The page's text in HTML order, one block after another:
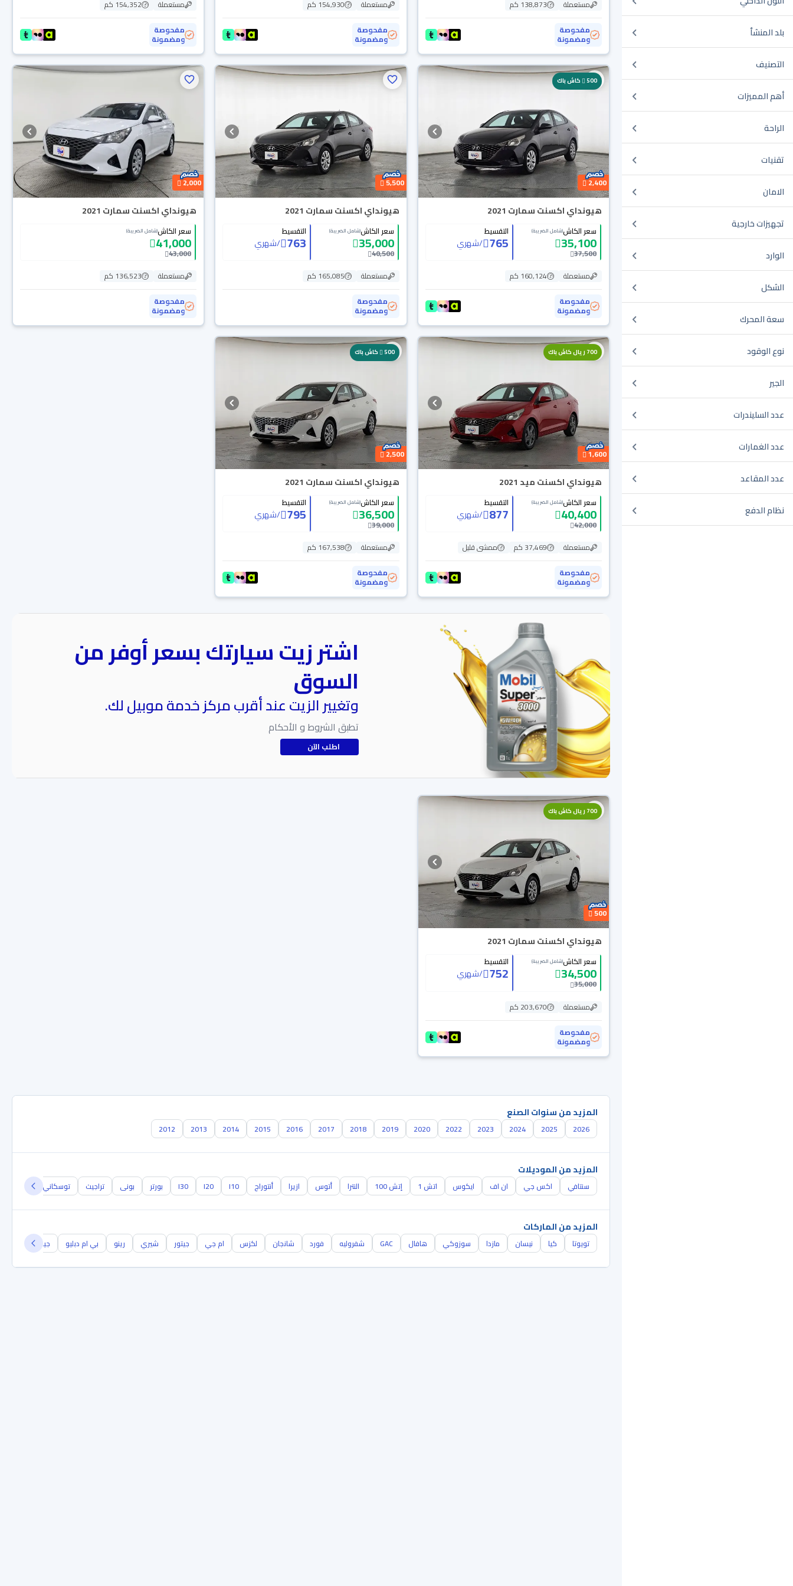
بلد المنشأ
التصنيف
أهم المميزات
الراحة
تقنيات
الامان
تجهيزات خارجية
الوارد
الشكل
سعة المحرك
نوع الوقود
الجير
عدد السليندرات
عدد الغمارات
عدد المقاعد
نظام الدفع
مستعملة
138,873 كم
مفحوصة
ومضمونة
مستعملة
154,930 كم
مفحوصة
ومضمونة
مستعملة
154,352 كم
مفحوصة
ومضمونة
500 كاش باك
2,400
هيونداي اكسنت سمارت 2021
سعر الكاش(شامل الضريبة)
35,100
37,500
التقسيط
765
/شهري
مستعملة
160,124 كم
مفحوصة
ومضمونة
5,500
هيونداي اكسنت سمارت 2021
سعر الكاش(شامل الضريبة)
35,000
40,500
التقسيط
763
/شهري
مستعملة
165,085 كم
مفحوصة
ومضمونة
2,000
هيونداي اكسنت سمارت 2021
سعر الكاش(شامل الضريبة)
41,000
43,000
مستعملة
136,523 كم
مفحوصة
ومضمونة
700 ريال كاش باك
محجوزة
1,600
هيونداي اكسنت ميد 2021
سعر الكاش(شامل الضريبة)
40,400
42,000
التقسيط
877
/شهري
مستعملة 37,469 كم
ممشى قليل
مفحوصة
ومضمونة
500 كاش باك
محجوزة
2,500
هيونداي اكسنت سمارت 2021
سعر الكاش(شامل الضريبة)
36,500
39,000
التقسيط
795
/شهري
مستعملة
167,538 كم
مفحوصة
ومضمونة
اشتر زيت سيارتك بسعر أوفر من
السوق
وتغيير الزيت عند أقرب مركز خدمة موبيل لك.
تطبق الشروط و الأحكام
اطلب الآن
700 ريال كاش باك
500
هيونداي اكسنت سمارت 2021
سعر الكاش(شامل الضريبة)
34,500
35,000
التقسيط
752
/شهري
مستعملة
203,670 كم
مفحوصة
ومضمونة
المزيد من سنوات الصنع
2026
2025
2024
2023
2022
2020
2019
2018
2017
2016
2015
2014
2013
2012
المزيد من الموديلات
سنتافي اكس جي ان اف ايكوس اتش 1 إتش 100 النترا أتوس ازيرا أنتوراج I10
I20
I30 بورتر بونى تراجيت توسكاني توسان
المزيد من الماركات
تويوتا كيا نيسان مازدا سوزوكي هافال GAC شفروليه فورد شانجان لكزس ام جي جيتور شيري رينو بي ام دبليو جيلي